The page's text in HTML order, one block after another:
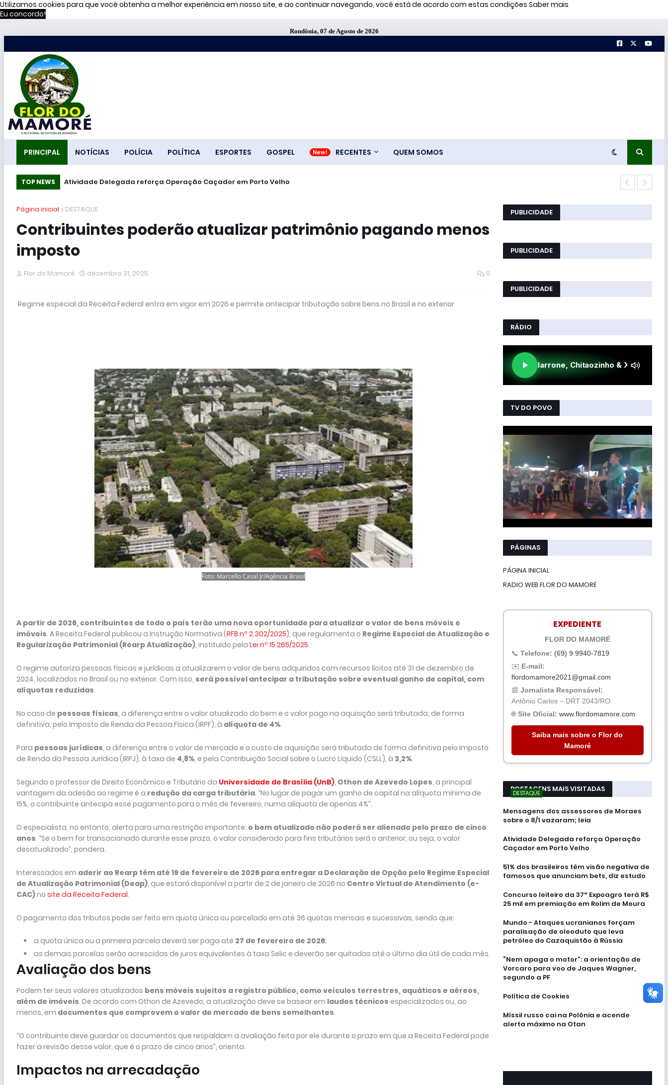
Utilizamos cookies para que você obtenha a melhor experiência em nosso site, e ao continuar navegando, você está de acordo com estas condições Saber mais
Eu concordo!
Rondônia, 07 de Agosto de 2026
PRINCIPAL NOTÍCIAS POLÍCIA POLÍTICA ESPORTES GOSPEL RECENTES QUEM SOMOS
TOP NEWS Atividade Delegada reforça Operação Caçador em Porto Velho
Página inicial DESTAQUE
Contribuintes poderão atualizar patrimônio pagando menos
imposto
Flor do Mamoré dezembro 31, 2025 0
Regime especial da Receita Federal entra em vigor em 2026 e permite antecipar tributação sobre bens no Brasil e no exterior
Foto: Marcello Casal Jr/Agência Brasil
A partir de 2026, contribuintes de todo o país terão uma nova oportunidade para atualizar o valor de bens móveis e
imóveis. A Receita Federal publicou a Instrução Normativa (RFB nº 2.302/2025), que regulamenta o Regime Especial de Atualização e
Regularização Patrimonial (Rearp Atualização), instituído pela Lei nº 15.265/2025.
O regime autoriza pessoas físicas e jurídicas a atualizarem o valor de bens adquiridos com recursos lícitos até 31 de dezembro de
2024, localizados no Brasil ou no exterior. Com isso, será possível antecipar a tributação sobre eventual ganho de capital, com
alíquotas reduzidas.
No caso de pessoas físicas, a diferença entre o valor atualizado do bem e o valor pago na aquisição será tributada, de forma
definitiva, pelo Imposto de Renda da Pessoa Física (IRPF), à alíquota de 4%.
Para pessoas jurídicas, a diferença entre o valor de mercado e o custo de aquisição será tributada de forma definitiva pelo Imposto
de Renda da Pessoa Jurídica (IRPJ), à taxa de 4,8%, e pela Contribuição Social sobre o Lucro Líquido (CSLL), à 3,2%.
Segundo o professor de Direito Econômico e Tributário da Universidade de Brasília (UnB), Othon de Azevedo Lopes, a principal
vantagem da adesão ao regime é a redução da carga tributária. “No lugar de pagar um ganho de capital na alíquota mínima de
15%, o contribuinte antecipa esse pagamento para o mês de fevereiro, numa alíquota de apenas 4%”.
O especialista, no entanto, alerta para uma restrição importante: o bem atualizado não poderá ser alienado pelo prazo de cinco
anos. “Se o bem for transacionado durante esse prazo, o valor considerado para fins tributários será o anterior, ou seja, o valor
desatualizado”, pondera.
Interessados em aderir ao Rearp têm até 19 de fevereiro de 2026 para entregar a Declaração de Opção pelo Regime Especial
de Atualização Patrimonial (Deap), que estará disponível a partir de 2 de janeiro de 2026 no Centro Virtual de Atendimento (e-
CAC)no site da Receita Federal.
O pagamento dos tributos pode ser feito em quota única ou parcelado em até 36 quotas mensais e sucessivas, sendo que:
a quota única ou a primeira parcela deverá ser paga até 27 de fevereiro de 2026;
as demais parcelas serão acrescidas de juros equivalentes à taxa Selic e deverão ser quitadas até o último dia útil de cada mês.
Avaliação dos bens
Podem ter seus valores atualizados bens móveis sujeitos a registro público, como veículos terrestres, aquáticos e aéreos,
além de imóveis. De acordo com Othon de Azevedo, a atualização deve se basear em laudos técnicos especializados ou, ao
menos, em documentos que comprovem o valor de mercado de bens semelhantes.
“O contribuinte deve guardar os documentos que respaldam a avaliação feita por ele durante o prazo em que a Receita Federal pode
fazer a revisão desse valor, que é o prazo de cinco anos”, orienta.
Impactos na arrecadação
PUBLICIDADE
PUBLICIDADE
PUBLICIDADE
RÁDIO
TV DO POVO
PÁGINAS
PÁGINA INICIAL
RADIO WEB FLOR DO MAMORÉ
EXPEDIENTE
FLOR DO MAMORÉ
📞 Telefone: (69) 9 9940-7819
✉️ E-mail:
flordomamore2021@gmail.com
📰 Jornalista Responsável:
Antônio Carlos – DRT 2043/RO
🌐Site Oficial: www.flordomamore.com
Saiba mais sobre o Flor do
Mamoré
POSTAGENS MAIS VISITADAS
DESTAQUE
Mensagens dos assessores de Moraes
sobre o 8/1 vazaram; leia
Atividade Delegada reforça Operação
Caçador em Porto Velho
51% dos brasileiros têm visão negativa de
famosos que anunciam bets, diz estudo
Concurso leiteiro da 37ª Expoagro terá R$
25 mil em premiação em Rolim de Moura
Mundo - Ataques ucranianos forçam
paralisação de oleoduto que leva
petróleo do Cazaquistão à Rússia
“Nem apaga o motor”: a orientação de
Vorcaro para voo de Jaques Wagner,
segundo a PF
Política de Cookies
Míssil russo cai na Polônia e acende
alerta máximo na Otan